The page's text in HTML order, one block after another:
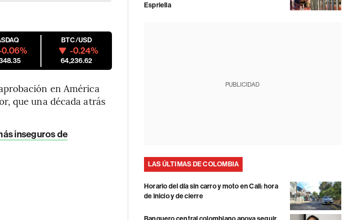
BTC/USD
-0.24%
64,236.62
en América
que una década atrás
inseguros de
Espriella
PUBLICIDAD
LAS ÚLTIMAS DE COLOMBIA
Horario del día sin carro y moto en Cali: hora
de inicio y de cierre